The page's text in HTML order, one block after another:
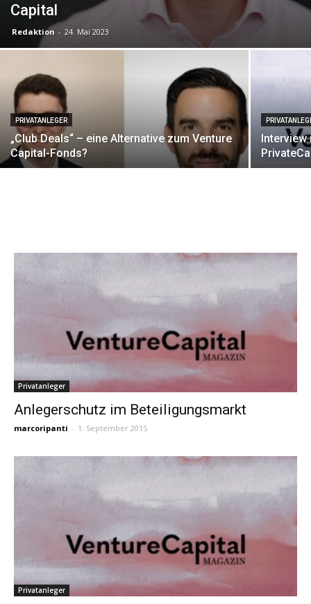
Capital
Redaktion - 24. Mai 2023
PRIVATANLEGER
„Club Deals“ – eine Alternative zum Venture
Capital-Fonds?
Interview
Privatanleger
Anlegerschutz im Beteiligungsmarkt
marcoripanti - 1. September 2015
Privatanleger